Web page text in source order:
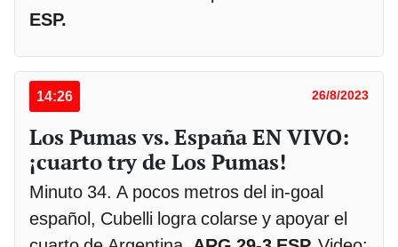
ESP.
14:26 26/8/2023
Los Pumas vs. España EN VIVO:
¡cuarto try de Los Pumas!
Minuto 34. A pocos metros del in-goal
español, Cubelli logra colarse y apoyar el